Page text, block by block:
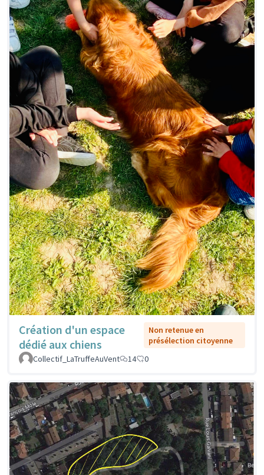
Création d'un espace
dédié aux chiens
Non retenue en
présélection citoyenne
Collectif_LaTruffeAuVent
14 0